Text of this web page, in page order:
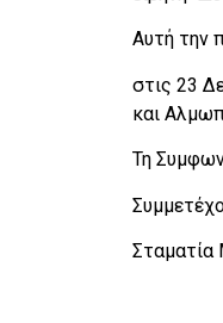
Αυτή την
στις 23
και
Τη
Σταματία